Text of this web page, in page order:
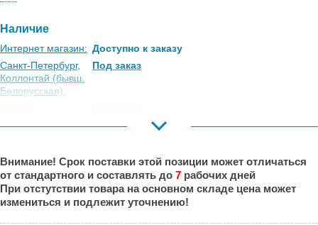
Наличие
Интернет магазин: Доступно к заказу
Санкт-Петербург,
Коллонтай (бывш.
Белорусская):
Под заказ
Порт:
Великий Новгород: Под заказ
Краснодар:
Под заказ
Внимание! Срок поставки этой позиции может отличаться
от стандартного и составлять до 7 рабочих дней
При отстутствии товара на основном складе цена может
измениться и подлежит уточнению!